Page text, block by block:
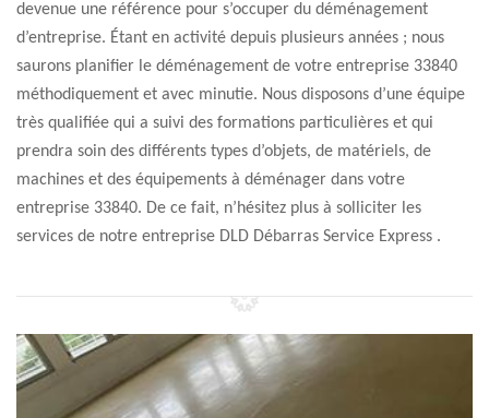
devenue une référence pour s’occuper du déménagement
d’entreprise. Étant en activité depuis plusieurs années ; nous
saurons planifier le déménagement de votre entreprise 33840
méthodiquement et avec minutie. Nous disposons d’une équipe
très qualifiée qui a suivi des formations particulières et qui
prendra soin des différents types d’objets, de matériels, de
machines et des équipements à déménager dans votre
entreprise 33840. De ce fait, n’hésitez plus à solliciter les
services de notre entreprise DLD Débarras Service Express .